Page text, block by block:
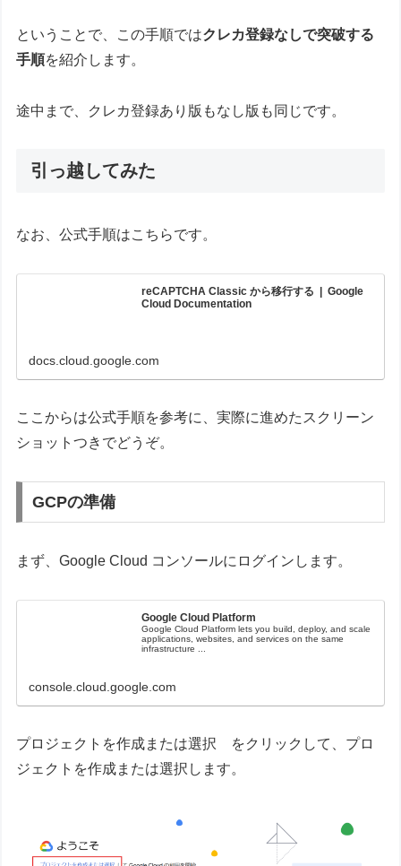
ということで、この手順ではクレカ登録なしで突破する
手順を紹介します。
途中まで、クレカ登録あり版もなし版も同じです。
引っ越してみた
なお、公式手順はこちらです。
reCAPTCHA Classic から移行する | Google
Cloud Documentation
docs.cloud.google.com
ここからは公式手順を参考に、実際に進めたスクリーン
ショットつきでどうぞ。
GCPの準備
まず、Google Cloud コンソールにログインします。
Google Cloud Platform
Google Cloud Platform lets you build, deploy, and scale
applications, websites, and services on the same
infrastructure ...
console.cloud.google.com
プロジェクトを作成または選択 をクリックして、プロ
ジェクトを作成または選択します。